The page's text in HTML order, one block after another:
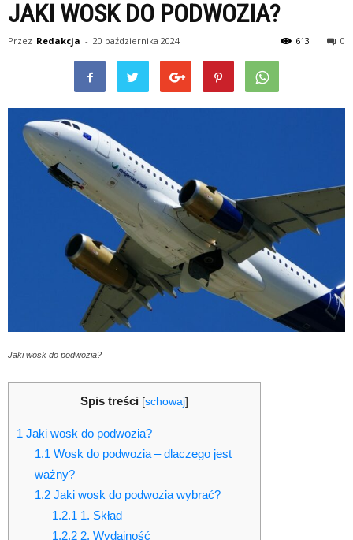
JAKI WOSK DO PODWOZIA?
Przez Redakcja - 20 października 2024 0
613
Jaki wosk do podwozia?
Spis treści [schowaj]
1 Jaki wosk do podwozia?
1.1 Wosk do podwozia – dlaczego jest
ważny?
1.2Jaki wosk do podwozia wybrać?
1.2.1 1. Skład
1.2.2 2. Wydajność